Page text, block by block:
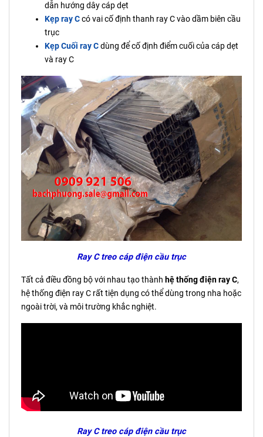
dẫn hướng dây cáp dẹt
Kẹp ray Ccó vai cố định thanh ray C vào dầm biên cầu
trục
Kẹp Cuối ray Cdùng để cố định điểm cuối của cáp dẹt
và ray C
Ray C treo cáp điện cầu trục
Tất cả điều đồng bộ với nhau tạo thành hệ thống điện ray C,
hệ thống điện ray C rất tiện dụng có thể dùng trong nha hoặc
ngoài trời, và môi trường khắc nghiệt.
Ray C treo cáp điện cầu trục